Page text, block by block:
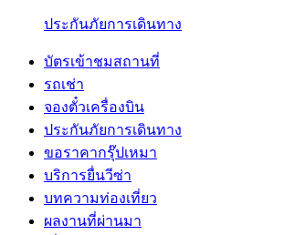
ประกันภัยการเดินทาง
บัตรเข้าชมสถานที่
รถเช่า
จองตั๋วเครื่องบิน
ประกันภัยการเดินทาง
ขอราคากรุ๊ปเหมา
บริการยื่นวีซ่า
บทความท่องเที่ยว
ผลงานที่ผ่านมา